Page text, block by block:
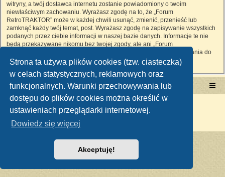
Strona ta używa plików cookies (tzw. ciasteczka)
w celach statystycznych, reklamowych oraz
funkcjonalnych. Warunki przechowywania lub
dostępu do plików cookies można określić w
ustawieniach przeglądarki internetowej.
Dowiedz się więcej
Akceptuję!
witryny, a twój dostawca internetu zostanie powiadomiony o twoim
niewłaściwym zachowaniu. Wyrażasz zgodę na to, że „Forum
RetroTRAKTOR” może w każdej chwili usunąć, zmienić, przenieść lub
zamknąć każdy twój temat, post. Wyrażasz zgodę na zapisywanie wszystkich
podanych przez ciebie informacji w naszej bazie danych. Informacje te nie
będą przekazywane nikomu bez twojej zgody, ale ani „Forum
RetroTRAKTOR”, ani phpBB nie ponosi odpowiedzialności za włamania do
witryny, podczas których może dojść do kradzieży danych.
Portal RetroTRAKTOR.pl retrotraktor.pl/forum
Technologię dostarcza
Polski pakiet językowy dostarczaphpBB.pl
Zasady ochrony danych osobowych